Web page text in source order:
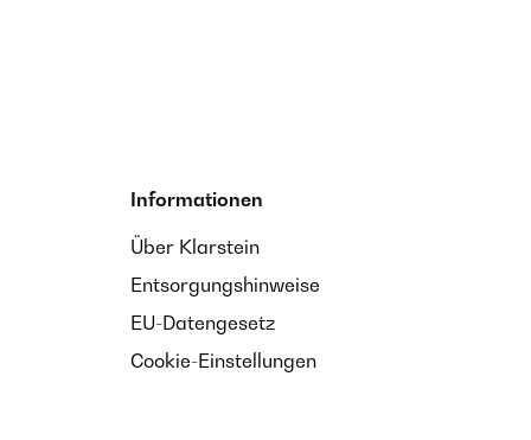
Informationen
Über Klarstein
Entsorgungshinweise
EU-Datengesetz
Cookie-Einstellungen